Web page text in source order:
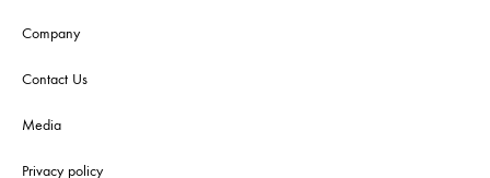
Company
Contact Us
Media
Privacy policy